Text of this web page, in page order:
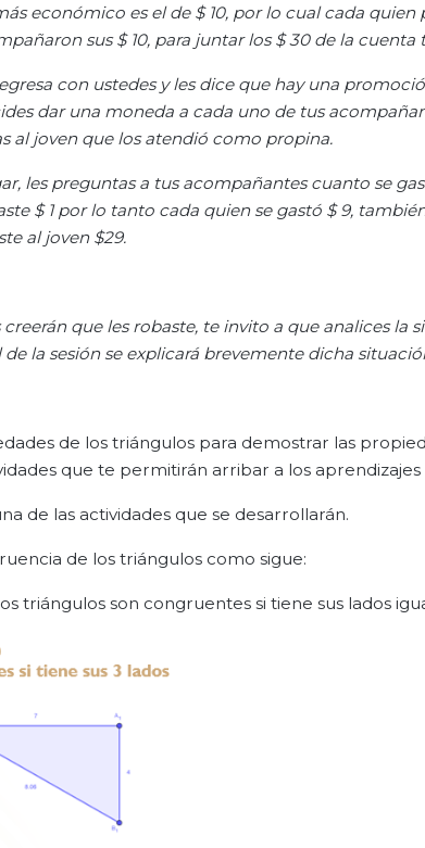
económico es el de $ 10, por lo cual cada
sus $ 10, para juntar los $ 30 de la cuenta
con ustedes y les dice que hay una
dar una moneda a cada uno de tus
al joven que los atendió como propina.
les preguntas a tus acompañantes cuanto se
$ 1 por lo tanto cada quien se gastó $ 9,
al joven $29.
que les robaste, te invito a que analicesla
de la sesión se explicará brevemente dicha
de los triángulos para demostrar las
que te permitirán arribar a los aprendizajes
de las actividades que se desarrollarán.
de los triángulos como sigue:
triángulos son congruentes si tiene sus lados